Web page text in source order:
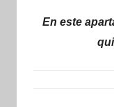
En este